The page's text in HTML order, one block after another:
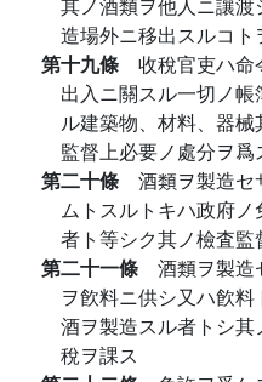
造場外ニ移出スルコト
第十九條 收稅官吏ハ命
出入ニ關スル一切ノ
ル建築物、材料、器
監督上必要ノ處分ヲ爲
第二十條 酒類ヲ製造セ
ムトスルトキハ政府
者ト等シク其ノ檢査監
第二十一條 酒類ヲ製造
ヲ飮料ニ供シ又ハ飮
酒ヲ製造スル者トシ
稅ヲ課ス